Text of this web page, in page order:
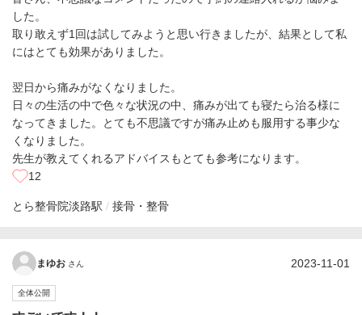
した。
取り敢えず1回は試してみようと思い行きましたが、結果として私
にはとても効果がありました。
翌日から痛みがなくなりました。
日々の生活の中で色々な状況の中、痛みが出ても寝たら治る様に
なってきました。とても不思議ですが痛み止めも服用する事少な
くなりました。
先生が教えてくれるアドバイスもとても参考になります。
12
とら整骨院淡路駅 接骨・整骨
まゆお さん 2023-11-01
全体公開